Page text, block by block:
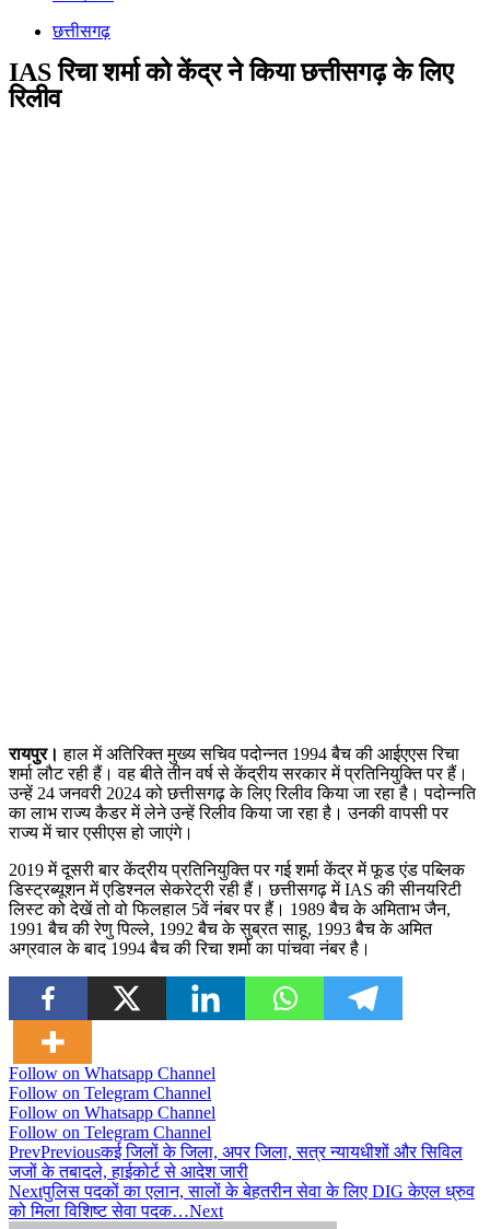
छत्तीसगढ़
IAS रिचा शर्मा को केंद्र ने किया छत्तीसगढ़ के लिए
रिलीव
रायपुर। हाल में अतिरिक्त मुख्य सचिव पदोन्नत 1994 बैच की आईएएस रिचा
शर्मा लौट रही हैं। वह बीते तीन वर्ष से केंद्रीय सरकार में प्रतिनियुक्ति पर हैं।
उन्हें 24 जनवरी 2024 को छत्तीसगढ़ के लिए रिलीव किया जा रहा है। पदोन्नति
का लाभ राज्य कैडर में लेने उन्हें रिलीव किया जा रहा है। उनकी वापसी पर
राज्य में चार एसीएस हो जाएंगे।
2019 में दूसरी बार केंद्रीय प्रतिनियुक्ति पर गई शर्मा केंद्र में फूड एंड पब्लिक
डिस्ट्रब्यूशन में एडिश्नल सेकरेट्री रही हैं। छत्तीसगढ़ में IAS की सीनयरिटी
लिस्ट को देखें तो वो फिलहाल 5वें नंबर पर हैं। 1989 बैच के अमिताभ जैन,
1991 बैच की रेणु पिल्ले, 1992 बैच के सुब्रत साहू, 1993 बैच के अमित
अग्रवाल के बाद 1994 बैच की रिचा शर्मा का पांचवा नंबर है।
Follow on Whatsapp Channel
Follow on Telegram Channel
Follow on Whatsapp Channel
Follow on Telegram Channel
PrevPreviousकई जिलों के जिला, अपर जिला, सत्र न्यायधीशों और सिविल
जजों के तबादले, हाईकोर्ट से आदेश जारी
Nextपुलिस पदकों का एलान, सालों के बेहतरीन सेवा के लिए DIG केएल ध्रुव
को मिला विशिष्ट सेवा पदक…Next